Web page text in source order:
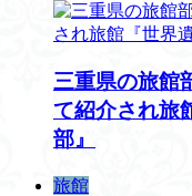
三重県の旅館
て紹介され旅
部』
旅館